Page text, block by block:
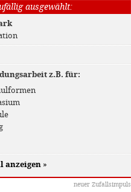
ausgewählt:
z.B. für:
anzeigen »
neuer Zufallsimpuls